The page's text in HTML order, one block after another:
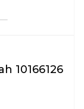
10166126